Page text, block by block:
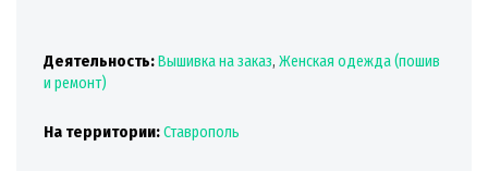
Деятельность:Вышивка на заказ, Женская одежда (пошив
и ремонт)
На территории:Ставрополь